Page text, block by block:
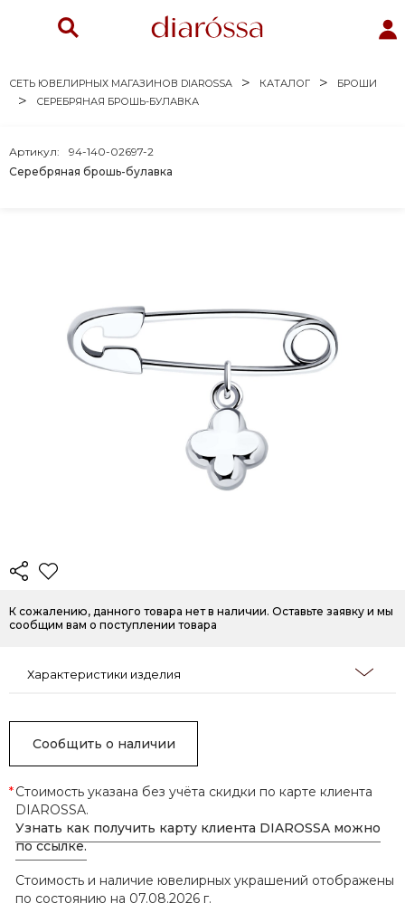
СЕТЬ ЮВЕЛИРНЫХ МАГАЗИНОВ DIAROSSA КАТАЛОГ
БРОШИ
СЕРЕБРЯНАЯ БРОШЬ-БУЛАВКА
Серебряная брошь-булавка
Артикул: 94-140-02697-2
К сожалению, данного товара нет в наличии. Оставьте заявку и мы
сообщим вам о поступлении товара
Характеристики изделия
Сообщить о наличии
*Стоимость указана без учёта скидки по карте клиента
DIAROSSA.
Узнать как получить карту клиента DIAROSSA можно
по ссылке.
Стоимость и наличие ювелирных украшений отображены
по состоянию на 07.08.2026 г.